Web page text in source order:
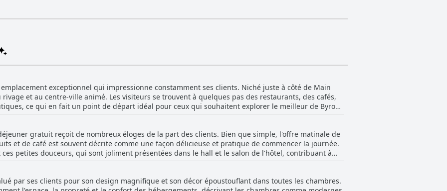
exceptionnel qui impressionne constamment ses clients. Niché juste à côté de Main
et au centre-ville animé. Les visiteurs se trouvent à quelques pas des restaurants, des cafés,
ce qui en fait un point de départ idéal pour ceux qui souhaitent explorer le meilleur de Byron
pour se trouver dans un quartier calme malgré son emplacement central, offrant une retraite
le confort et
les salles de bains avec douches et baignoires. La commodité ne s'arrête pas aux portes des
sur place, ce qui est un avantage considérable dans ce quartier animé. Le personnel amical et
plusieurs critiques soulignant la nature accueillante et arrangeante de l'équipe. Des touches
que des muffins gratuits pour le petit-déjeuner et des serviettes de plage, ajoutent une valeur et
La belle décoration et les installations bien entretenues contribuent à l'expérience globale
gratuit reçoit de nombreux éloges de la part des clients. Bien que simple, l'offre matinale de
et de café est souvent décrite comme une façon délicieuse et pratique de commencer la journée.
petites douceurs, qui sont joliment présentées dans le hall et le salon de l'hôtel, contribuant à
Les muffins frais et délicieux, en particulier, semblent être un point fort, souvent
plaisir. De plus, les options de petit-déjeuner légères, comprenant du jus de fruits et des bananes,
agréable. L'emplacement du petit-déjeuner dans le hall est également souligné, ce qui en fait
par ses clients pour son design magnifique et son décor époustouflant dans toutes les chambres.